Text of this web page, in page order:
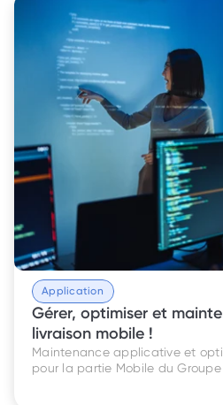
Application
Gérer, optimiser et
livraison mobile !
Maintenance applicative et
pour la partie Mobile du Groupe